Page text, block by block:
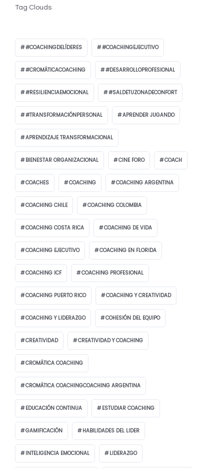
Tag Clouds
#COACHINGDELÍDERES #COACHINGEJECUTIVO
#CROMÁTICACOACHING #DESARROLLOPROFESIONAL
#RESILIENCIAEMOCIONAL #SALDETUZONADECONFORT
#TRANSFORMACIÓNPERSONAL APRENDER JUGANDO
APRENDIZAJE TRANSFORMACIONAL
BIENESTAR ORGANIZACIONAL CINE FORO COACH
COACHES COACHING COACHING ARGENTINA
COACHING CHILE COACHING COLOMBIA
COACHING COSTA RICA COACHING DE VIDA
COACHING EJECUTIVO COACHING EN FLORIDA
COACHING ICF COACHING PROFESIONAL
COACHING PUERTO RICO COACHING Y CREATIVIDAD
COACHING Y LIDERAZGO COHESIÓN DEL EQUIPO
CREATIVIDAD CREATIVIDAD Y COACHING
CROMÁTICA COACHING
CROMÁTICA COACHINGCOACHING ARGENTINA
EDUCACIÓN CONTINUA ESTUDIAR COACHING
GAMIFICACIÓN HABILIDADES DEL LIDER
INTELIGENCIA EMOCIONAL LIDERAZGO